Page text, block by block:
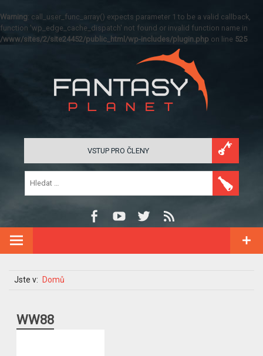
Warning: call_user_func_array() expects parameter 1 to be a valid callback,
function 'wp_edge_cache_dispatch' not found or invalid function name in
/www/sites/2/site24452/public_html/wp-includes/plugin.php on line 525
VSTUP PRO ČLENY
Jste v: Domů
WW88